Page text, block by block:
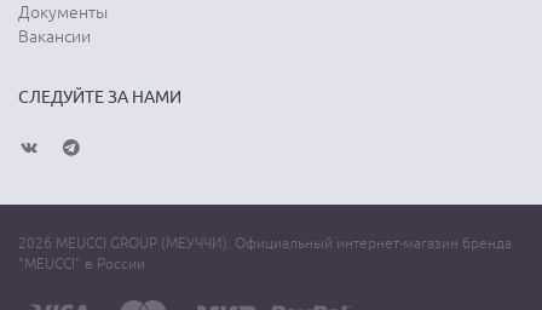
Документы
Вакансии
СЛЕДУЙТЕ ЗА НАМИ
2026 MEUCCI GROUP (МЕУЧЧИ). Официальный интернет-магазин бренда
"MEUCCI" в России